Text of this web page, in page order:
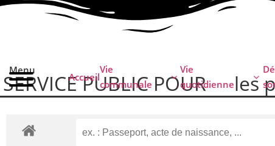
Menu
Accueil
Vie
communale
Vie
quotidienne
SERVICE PUBLIC POUR​ les